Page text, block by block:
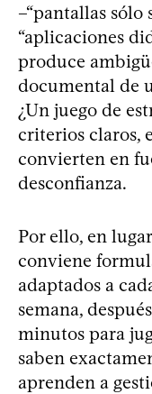
–“pantallas sólo
“aplicaciones
produce
documental de
¿Un juego de
criterios claros,
convierten en
desconfianza.
Por ello, en
conviene
adaptados a
semana,
minutos para
saben
aprenden a